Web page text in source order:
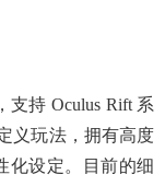
支持 Oculus Rift 系
义玩法，拥有高度
化设定。目前的细